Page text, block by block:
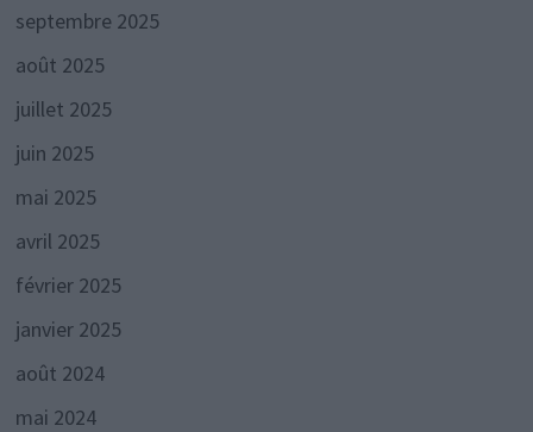
septembre 2025
août 2025
juillet 2025
juin 2025
mai 2025
avril 2025
février 2025
janvier 2025
août 2024
mai 2024